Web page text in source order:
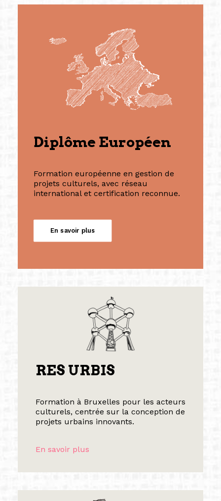
Diplôme Européen
Formation européenne en gestion de
projets culturels, avec réseau
international et certification reconnue.
En savoir plus
RES URBIS
Formation à Bruxelles pour les acteurs
culturels, centrée sur la conception de
projets urbains innovants.
En savoir plus